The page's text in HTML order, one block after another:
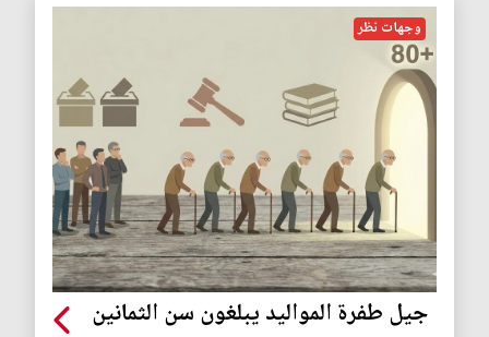
وجهات نظر
جيل طفرة المواليد يبلغون سن الثمانين